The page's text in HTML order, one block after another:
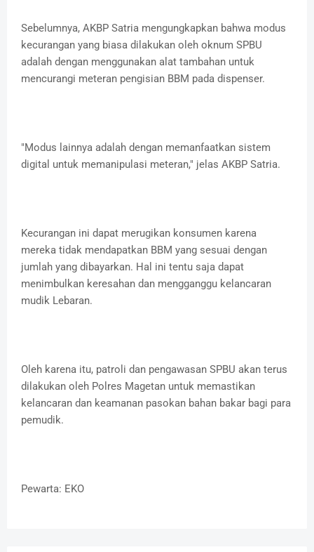
Sebelumnya, AKBP Satria mengungkapkan bahwa modus
kecurangan yang biasa dilakukan oleh oknum SPBU
adalah dengan menggunakan alat tambahan untuk
mencurangi meteran pengisian BBM pada dispenser.
"Modus lainnya adalah dengan memanfaatkan sistem
digital untuk memanipulasi meteran," jelas AKBP Satria.
Kecurangan ini dapat merugikan konsumen karena
mereka tidak mendapatkan BBM yang sesuai dengan
jumlah yang dibayarkan. Hal ini tentu saja dapat
menimbulkan keresahan dan mengganggu kelancaran
mudik Lebaran.
Oleh karena itu, patroli dan pengawasan SPBU akan terus
dilakukan oleh Polres Magetan untuk memastikan
kelancaran dan keamanan pasokan bahan bakar bagi para
pemudik.
Pewarta: EKO